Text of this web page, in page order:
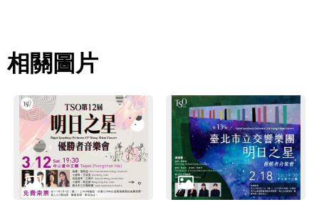
English
陳
情
系
統
台北通
相關圖片